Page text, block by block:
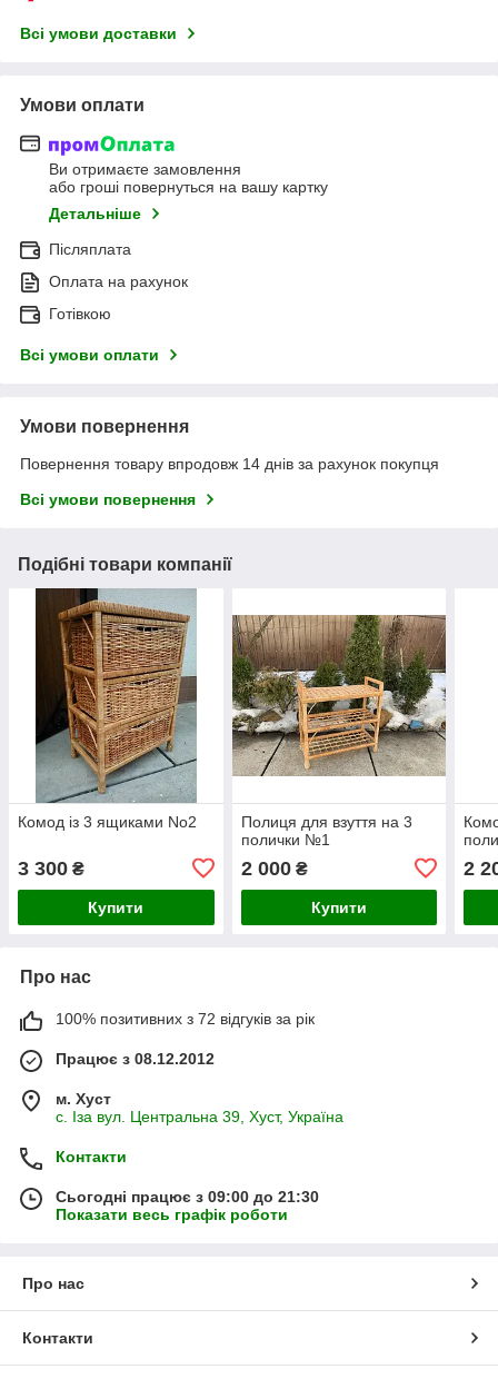
Всі умови доставки
Умови оплати
Ви отримаєте замовлення
або гроші повернуться на вашу картку
Детальніше
Післяплата
Оплата на рахунок
Готівкою
Всі умови оплати
Умови повернення
Повернення товару впродовж 14 днів за рахунок покупця
Всі умови повернення
Подібні товари компанії
Комод із 3 ящиками No2
3 300 ₴
Купити
Полиця для взуття на 3
полички №1
2 000₴
Купити
2
Про нас
100% позитивних з 72 відгуків за рік
Працює з 08.12.2012
м. Хуст
с. Іза вул. Центральна 39, Хуст, Україна
Контакти
Сьогодні працює з 09:00 до 21:30
Показати весь графік роботи
Про нас
Контакти